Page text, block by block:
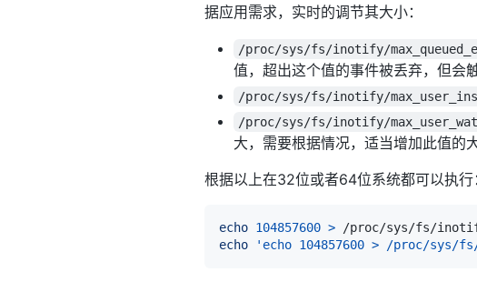
据应用需求，实时的调节其大小：
/proc/sys/fs/inotify/
值，超出这个值的事件被丢弃，但会触
/proc/sys/fs/inotify/
/proc/sys/fs/inotify/
大，需要根据情况，适当增加此值的大
根据以上在32位或者64位系统都可以执行
echo 104857600 >
echo
'echo 104857600 > /proc/sys/